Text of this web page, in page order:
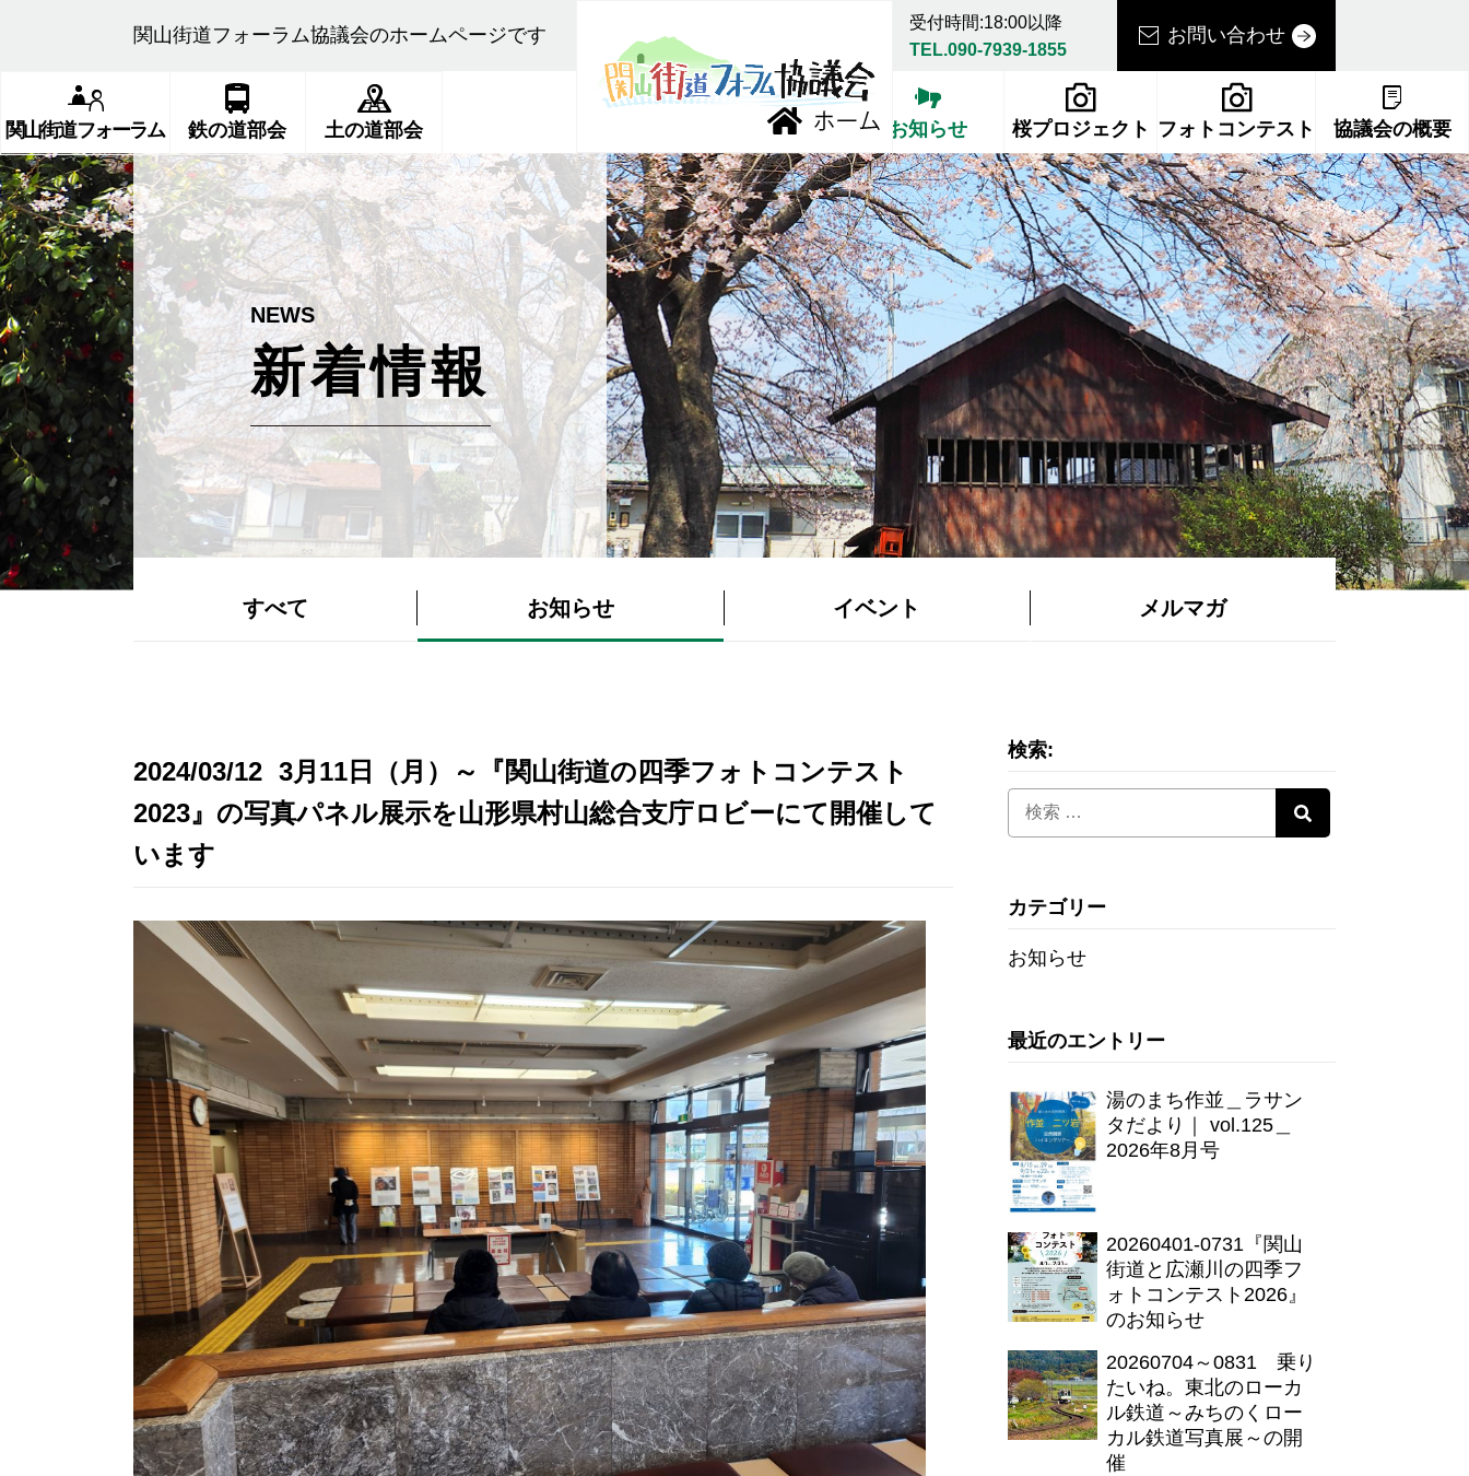
関山街道フォーラム協議会のホームページです
受付時間:18:00以降
TEL.090-7939-1855
お問い合わせ
関山街道フォーラム 鉄の道部会 土の道部会 お知らせ 桜プロジェクト フォトコンテスト 協議会の概要
新着情報
すべて お知らせ イベント メルマガ
2024/03/12 3月11日（月）～『関山街道の四季フォトコンテスト
2023』の写真パネル展示を山形県村山総合支庁ロビーにて開催して
います
検索:
カテゴリー
お知らせ
最近のエントリー
湯のまち作並＿ラサン
タだより｜ vol.125＿
2026年8月号
20260401-0731『関山
街道と広瀬川の四季フ
ォトコンテスト2026』
のお知らせ
20260704～0831 乗り
たいね。東北のローカ
ル鉄道～みちのくロー
カル鉄道写真展～の開
催